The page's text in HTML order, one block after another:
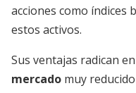
acciones como índices
estos activos.
Sus ventajas radican
mercado muy